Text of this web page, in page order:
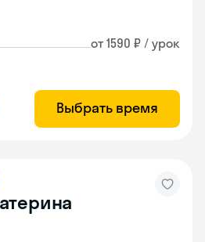
от 1590 ₽ / урок
Выбрать время